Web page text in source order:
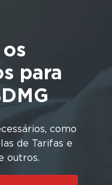
para
como
de Tarifas e
outros.